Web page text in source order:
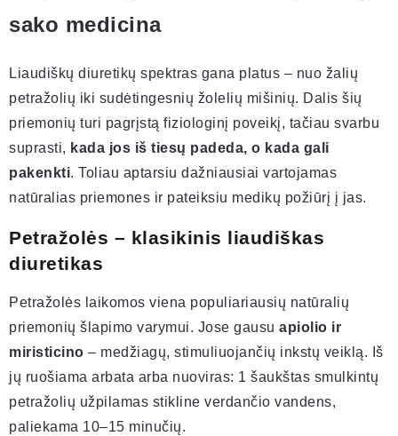
sako medicina
Liaudiškų diuretikų spektras gana platus – nuo žalių
petražolių iki sudėtingesnių žolelių mišinių. Dalis šių
priemonių turi pagrįstą fiziologinį poveikį, tačiau svarbu
suprasti, kada jos iš tiesų padeda, o kada gali
pakenkti. Toliau aptarsiu dažniausiai vartojamas
natūralias priemones ir pateiksiu medikų požiūrį į jas.
Petražolės – klasikinis liaudiškas
diuretikas
Petražolės laikomos viena populiariausių natūralių
priemonių šlapimo varymui. Jose gausu apiolio ir
miristicino – medžiagų, stimuliuojančių inkstų veiklą. Iš
jų ruošiama arbata arba nuoviras: 1 šaukštas smulkintų
petražolių užpilamas stikline verdančio vandens,
paliekama 10–15 minučių.